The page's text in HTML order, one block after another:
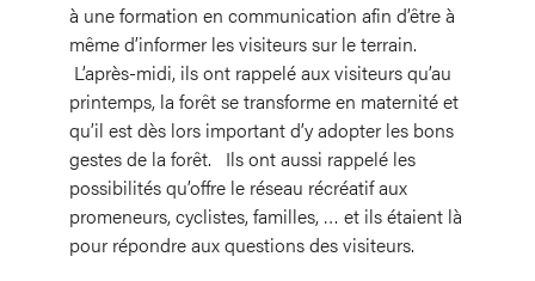
à une formation en communication afin d’être à
même d’informer les visiteurs sur le terrain.
L’après-midi, ils ont rappelé aux visiteurs qu’au
printemps, la forêt se transforme en maternité et
qu’il est dès lors important d’y adopter les bons
gestes de la forêt. Ils ont aussi rappelé les
possibilités qu’offre le réseau récréatif aux
promeneurs, cyclistes, familles, … et ils étaient là
pour répondre aux questions des visiteurs.